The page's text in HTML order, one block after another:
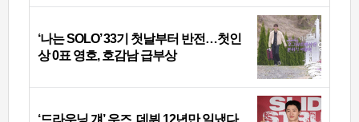
‘나는 SOLO’ 33기 첫날부터 반전…첫인
상 0표 영호, 호감남 급부상
‘드라우닝 걔’ 우즈, 데뷔 12년만 일냈다…